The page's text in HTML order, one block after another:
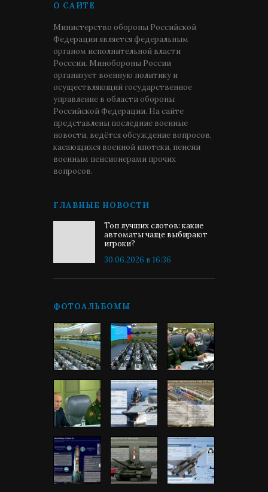
О САЙТЕ
Министерство обороны Российской
Федерации является федеральным
органом исполнительной власти
Росссии. Минобороны России
организует военную политику и
осуществляющий государственное
управление в области обороны
Российской Федерации. На сайте
представлены последние военные
новости, ведётся обсуждение вопросов,
касающихся военной ипотеки, пенсии
военным пенсионерами прочих
вопросов.
ГЛАВНЫЕ НОВОСТИ
Топ лучших слотов: какие
автоматы чаще выбирают
игроки?
30.06.2026 в 16:36
ФОТОАЛЬБОМЫ